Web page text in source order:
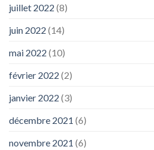
juillet 2022 (8)
juin 2022 (14)
mai 2022 (10)
février 2022 (2)
janvier 2022 (3)
décembre 2021 (6)
novembre 2021 (6)